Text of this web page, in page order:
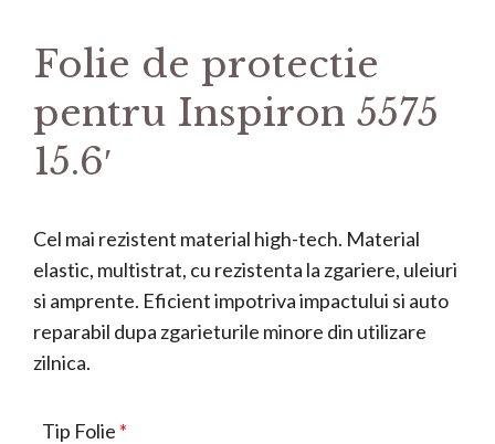
Folie de protectie
pentru Inspiron 5575
15.6′
Cel mai rezistent material high-tech. Material
elastic, multistrat, cu rezistenta la zgariere, uleiuri
si amprente. Eficient impotriva impactului si auto
reparabil dupa zgarieturile minore din utilizare
zilnica.
Tip Folie *